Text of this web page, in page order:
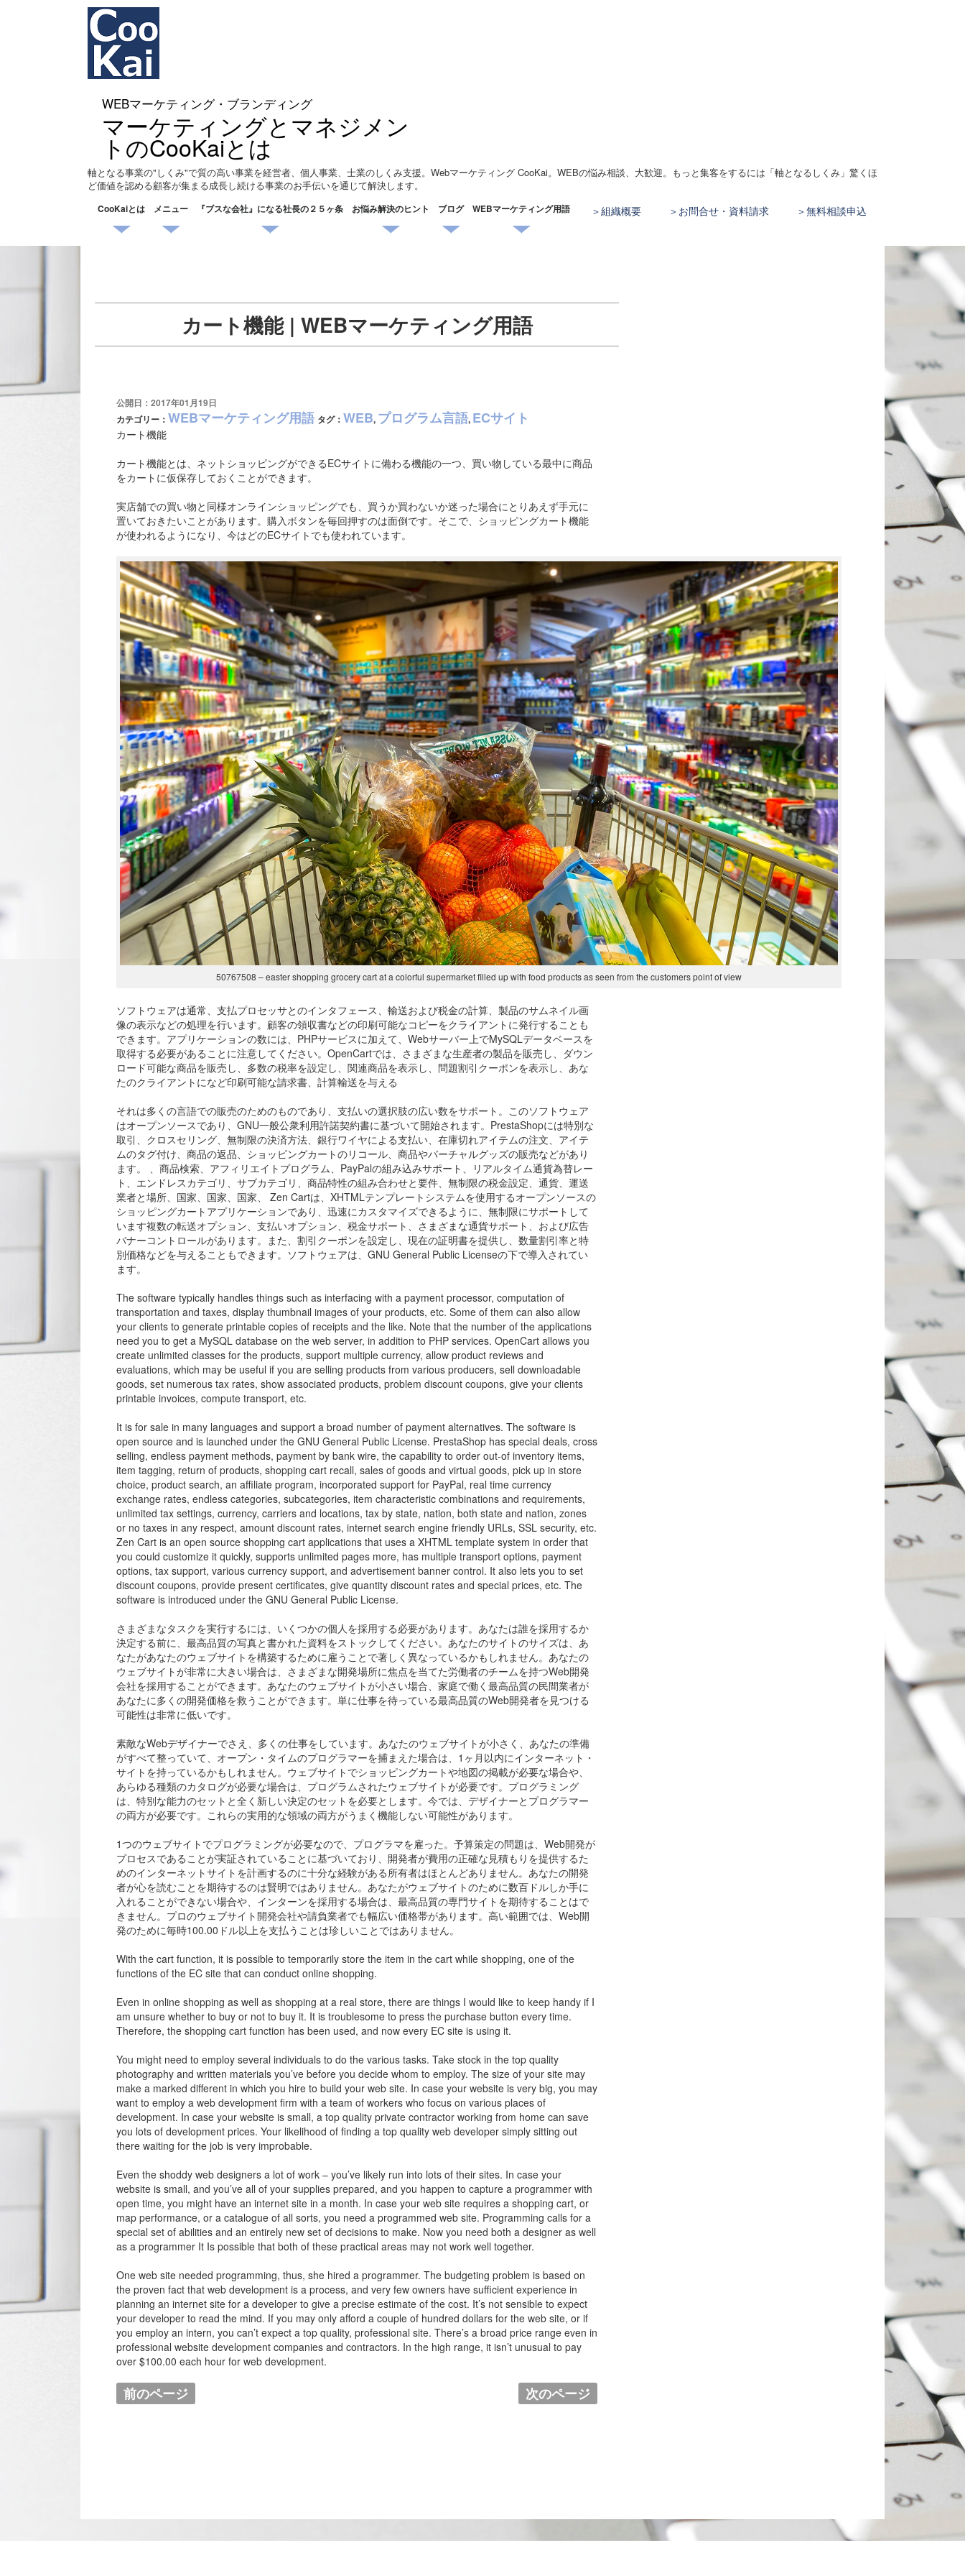
WEBマーケティング・ブランディング
マーケティングとマネジメン
トのCooKaiとは
軸となる事業の"しくみ"で質の高い事業を経営者、個人事業、士業のしくみ支援。Webマーケティング CooKai。WEBの悩み相談、大歓迎。もっと集客をするには「軸となるしくみ」驚くほ
ど価値を認める顧客が集まる成長し続ける事業のお手伝いを通じて解決します。
組織概要 お問合せ・資料請求 無料相談申込
CooKaiとは メニュー 『ブスな会社』になる社長の２５ヶ条 お悩み解決のヒント ブログ WEBマーケティング用語
カート機能 | WEBマーケティング用語
公開日：2017年01月19日
カテゴリー： WEBマーケティング用語 タグ： WEB, プログラム言語, ECサイト
カート機能
カート機能とは、ネットショッピングができるECサイトに備わる機能の一つ、買い物している最中に商品
をカートに仮保存しておくことができます。
実店舗での買い物と同様オンラインショッピングでも、買うか買わないか迷った場合にとりあえず手元に
置いておきたいことがあります。購入ボタンを毎回押すのは面倒です。そこで、ショッピングカート機能
が使われるようになり、今はどのECサイトでも使われています。
50767508 – easter shopping grocery cart at a colorful supermarket filled up with food products as seen from the customers point of view
ソフトウェアは通常、支払プロセッサとのインタフェース、輸送および税金の計算、製品のサムネイル画
像の表示などの処理を行います。顧客の領収書などの印刷可能なコピーをクライアントに発行することも
できます。アプリケーションの数には、PHPサービスに加えて、Webサーバー上でMySQLデータベースを
取得する必要があることに注意してください。OpenCartでは、さまざまな生産者の製品を販売し、ダウン
ロード可能な商品を販売し、多数の税率を設定し、関連商品を表示し、問題割引クーポンを表示し、あな
たのクライアントになど印刷可能な請求書、計算輸送を与える
それは多くの言語での販売のためのものであり、支払いの選択肢の広い数をサポート。このソフトウェア
はオープンソースであり、GNU一般公衆利用許諾契約書に基づいて開始されます。PrestaShopには特別な
取引、クロスセリング、無制限の決済方法、銀行ワイヤによる支払い、在庫切れアイテムの注文、アイテ
ムのタグ付け、商品の返品、ショッピングカートのリコール、商品やバーチャルグッズの販売などがあり
ます。 、商品検索、アフィリエイトプログラム、PayPalの組み込みサポート、リアルタイム通貨為替レー
ト、エンドレスカテゴリ、サブカテゴリ、商品特性の組み合わせと要件、無制限の税金設定、通貨、運送
業者と場所、国家、国家、国家、 Zen Cartは、XHTMLテンプレートシステムを使用するオープンソースの
ショッピングカートアプリケーションであり、迅速にカスタマイズできるように、無制限にサポートして
います複数の転送オプション、支払いオプション、税金サポート、さまざまな通貨サポート、および広告
バナーコントロールがあります。また、割引クーポンを設定し、現在の証明書を提供し、数量割引率と特
別価格などを与えることもできます。ソフトウェアは、GNU General Public Licenseの下で導入されてい
ます。
The software typically handles things such as interfacing with a payment processor, computation of
transportation and taxes, display thumbnail images of your products, etc. Some of them can also allow
your clients to generate printable copies of receipts and the like. Note that the number of the applications
need you to get a MySQL database on the web server, in addition to PHP services. OpenCart allows you
create unlimited classes for the products, support multiple currency, allow product reviews and
evaluations, which may be useful if you are selling products from various producers, sell downloadable
goods, set numerous tax rates, show associated products, problem discount coupons, give your clients
printable invoices, compute transport, etc.
It is for sale in many languages and support a broad number of payment alternatives. The software is
open source and is launched under the GNU General Public License. PrestaShop has special deals, cross
selling, endless payment methods, payment by bank wire, the capability to order out-of inventory items,
item tagging, return of products, shopping cart recall, sales of goods and virtual goods, pick up in store
choice, product search, an affiliate program, incorporated support for PayPal, real time currency
exchange rates, endless categories, subcategories, item characteristic combinations and requirements,
unlimited tax settings, currency, carriers and locations, tax by state, nation, both state and nation, zones
or no taxes in any respect, amount discount rates, internet search engine friendly URLs, SSL security, etc.
Zen Cart is an open source shopping cart applications that uses a XHTML template system in order that
you could customize it quickly, supports unlimited pages more, has multiple transport options, payment
options, tax support, various currency support, and advertisement banner control. It also lets you to set
discount coupons, provide present certificates, give quantity discount rates and special prices, etc. The
software is introduced under the GNU General Public License.
さまざまなタスクを実行するには、いくつかの個人を採用する必要があります。あなたは誰を採用するか
決定する前に、最高品質の写真と書かれた資料をストックしてください。あなたのサイトのサイズは、あ
なたがあなたのウェブサイトを構築するために雇うことで著しく異なっているかもしれません。あなたの
ウェブサイトが非常に大きい場合は、さまざまな開発場所に焦点を当てた労働者のチームを持つWeb開発
会社を採用することができます。あなたのウェブサイトが小さい場合、家庭で働く最高品質の民間業者が
あなたに多くの開発価格を救うことができます。単に仕事を待っている最高品質のWeb開発者を見つける
可能性は非常に低いです。
素敵なWebデザイナーでさえ、多くの仕事をしています。あなたのウェブサイトが小さく、あなたの準備
がすべて整っていて、オープン・タイムのプログラマーを捕まえた場合は、1ヶ月以内にインターネット・
サイトを持っているかもしれません。ウェブサイトでショッピングカートや地図の掲載が必要な場合や、
あらゆる種類のカタログが必要な場合は、プログラムされたウェブサイトが必要です。プログラミング
は、特別な能力のセットと全く新しい決定のセットを必要とします。今では、デザイナーとプログラマー
の両方が必要です。これらの実用的な領域の両方がうまく機能しない可能性があります。
1つのウェブサイトでプログラミングが必要なので、プログラマを雇った。予算策定の問題は、Web開発が
プロセスであることが実証されていることに基づいており、開発者が費用の正確な見積もりを提供するた
めのインターネットサイトを計画するのに十分な経験がある所有者はほとんどありません。あなたの開発
者が心を読むことを期待するのは賢明ではありません。あなたがウェブサイトのために数百ドルしか手に
入れることができない場合や、インターンを採用する場合は、最高品質の専門サイトを期待することはで
きません。プロのウェブサイト開発会社や請負業者でも幅広い価格帯があります。高い範囲では、Web開
発のために毎時100.00ドル以上を支払うことは珍しいことではありません。
With the cart function, it is possible to temporarily store the item in the cart while shopping, one of the
functions of the EC site that can conduct online shopping.
Even in online shopping as well as shopping at a real store, there are things I would like to keep handy if I
am unsure whether to buy or not to buy it. It is troublesome to press the purchase button every time.
Therefore, the shopping cart function has been used, and now every EC site is using it.
You might need to employ several individuals to do the various tasks. Take stock in the top quality
photography and written materials you’ve before you decide whom to employ. The size of your site may
make a marked different in which you hire to build your web site. In case your website is very big, you may
want to employ a web development firm with a team of workers who focus on various places of
development. In case your website is small, a top quality private contractor working from home can save
you lots of development prices. Your likelihood of finding a top quality web developer simply sitting out
there waiting for the job is very improbable.
Even the shoddy web designers a lot of work – you’ve likely run into lots of their sites. In case your
website is small, and you’ve all of your supplies prepared, and you happen to capture a programmer with
open time, you might have an internet site in a month. In case your web site requires a shopping cart, or
map performance, or a catalogue of all sorts, you need a programmed web site. Programming calls for a
special set of abilities and an entirely new set of decisions to make. Now you need both a designer as well
as a programmer It Is possible that both of these practical areas may not work well together.
One web site needed programming, thus, she hired a programmer. The budgeting problem is based on
the proven fact that web development is a process, and very few owners have sufficient experience in
planning an internet site for a developer to give a precise estimate of the cost. It’s not sensible to expect
your developer to read the mind. If you may only afford a couple of hundred dollars for the web site, or if
you employ an intern, you can’t expect a top quality, professional site. There’s a broad price range even in
professional website development companies and contractors. In the high range, it isn’t unusual to pay
over $100.00 each hour for web development.
前のページ 次のページ